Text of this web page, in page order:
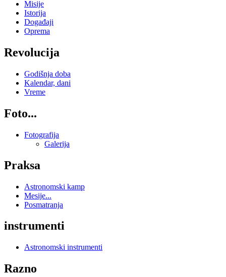
Misije
Istorija
Događaji
Oprema
Revolucija
Godišnja doba
Kalendar, dani
Vreme
Foto...
Fotografija
Galerija
Praksa
Astronomski kamp
Mesije...
Posmatranja
instrumenti
Astronomski instrumenti
Razno